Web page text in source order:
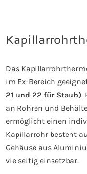
Das
im Ex-Bereich
21 und 22 für Staub).
an Rohren und
ermöglicht einen
Kapillarrohr besteht
Gehäuse aus
vielseitig einsetzbar.